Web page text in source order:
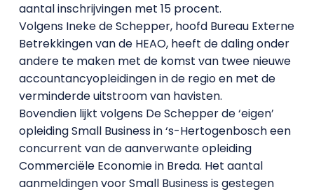
aantal inschrijvingen met 15 procent.
Volgens Ineke de Schepper, hoofd Bureau Externe
Betrekkingen van de HEAO, heeft de daling onder
andere te maken met de komst van twee nieuwe
accountancyopleidingen in de regio en met de
verminderde uitstroom van havisten.
Bovendien lijkt volgens De Schepper de ‘eigen’
opleiding Small Business in ‘s-Hertogenbosch een
concurrent van de aanverwante opleiding
Commerciële Economie in Breda. Het aantal
aanmeldingen voor Small Business is gestegen